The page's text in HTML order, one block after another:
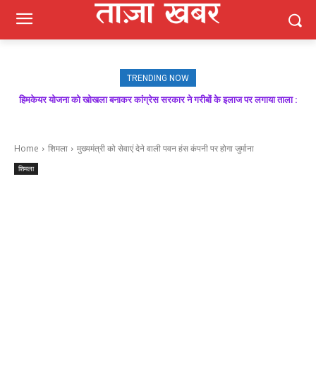
TRENDING NOW
हिमकेयर योजना को खोखला बनाकर कांग्रेस सरकार ने गरीबों के इलाज पर लगाया ताला :
मजबूत बूथ ही भाजपा की जीत की गारंटी, आगामी विधानसभा चुनाव में बूथ प्रबंधन निभाएगा
Home शिमला मुख्यमंत्री को सेवाएं देने वाली पवन हंस कंपनी पर होगा जुर्माना
शिमला